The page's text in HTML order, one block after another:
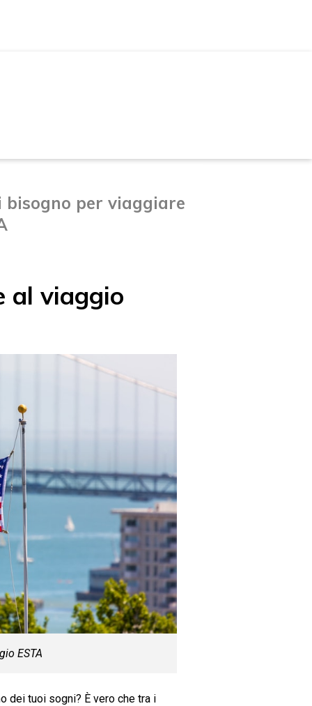
bisogno per viaggiare
al viaggio
ESTA
dei tuoi sogni? È vero che tra i